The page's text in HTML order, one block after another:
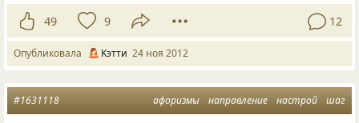
49 9 12
Опубликовала Kэтти 24 ноя 2012
афоризмы направление настрой шаг
#1631118